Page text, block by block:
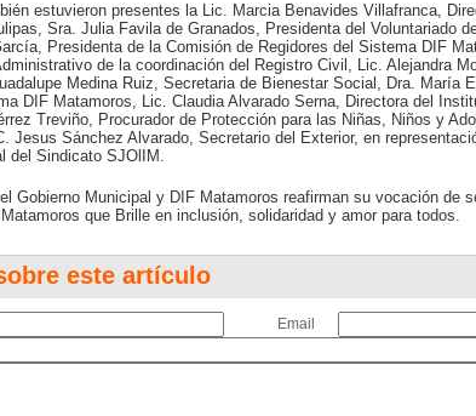
estuvieron presentes la Lic. Marcia Benavides Villafranca,
Sra. Julia Favila de Granados, Presidenta del Voluntariado
Presidenta de la Comisión de Regidores del Sistema DIF
de la coordinación del Registro Civil, Lic. Alejandra
Medina Ruiz, Secretaria de Bienestar Social, Dra. María
DIF Matamoros, Lic. Claudia Alvarado Serna, Directora del
Treviño, Procurador de Protección para las Niñas, Niños y
Jesus Sánchez Alvarado, Secretario del Exterior, en
del Sindicato SJOlIM.
Gobierno Municipal y DIF Matamoros reafirman su vocación de
que Brille en inclusión, solidaridad y amor para todos.
este artículo
Email